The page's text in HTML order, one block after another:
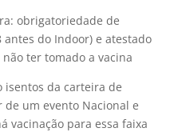
obrigatoriedade de
antes do Indoor) e atestado
ter tomado a vacina
isentos da carteira de
um evento Nacional e
vacinação para essa faixa